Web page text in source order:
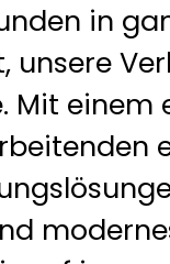
in
unsere
Mit einem